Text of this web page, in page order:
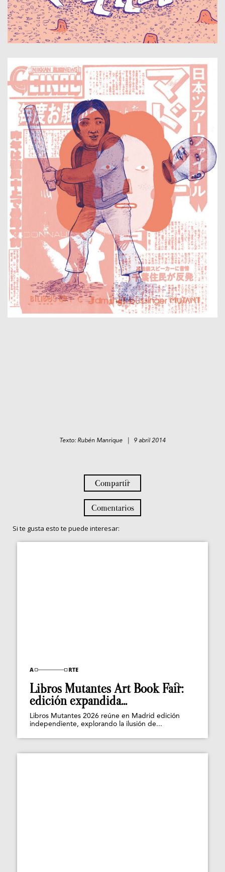
Texto: Rubén Manrique | 9 abril 2014
Compartir
Comentarios
Si te gusta esto te puede interesar:
Libros Mutantes Art Book Fair:
edición expandida...
Libros Mutantes 2026 reúne en Madrid edición
independiente, explorando la ilusión de...